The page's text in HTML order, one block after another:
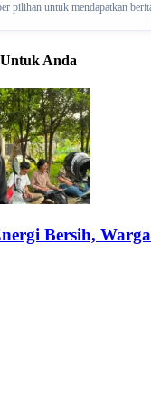
pilihan untuk mendapatkan
Anda
Bersih,